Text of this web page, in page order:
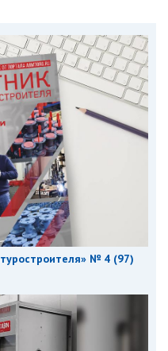
№ 4 (97)